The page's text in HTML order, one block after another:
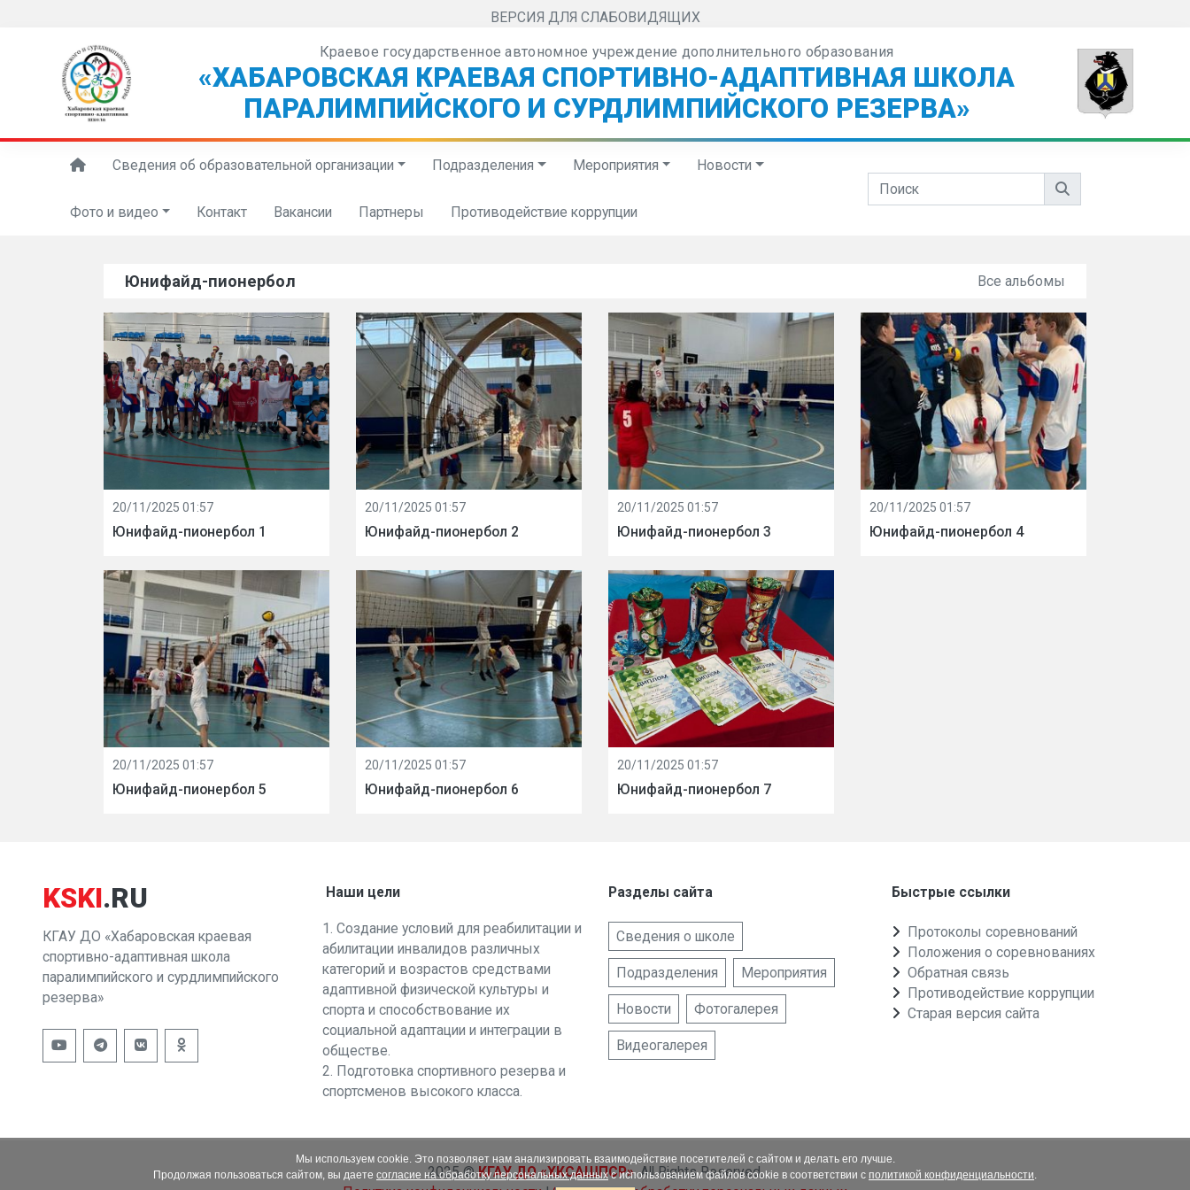
ВЕРСИЯ ДЛЯ СЛАБОВИДЯЩИХ
Краевое государственное автономное учреждение дополнительного образования
«ХАБАРОВСКАЯ КРАЕВАЯ СПОРТИВНО-АДАПТИВНАЯ ШКОЛА
ПАРАЛИМПИЙСКОГО И СУРДЛИМПИЙСКОГО РЕЗЕРВА»
Сведения об образовательной организации Подразделения Мероприятия Новости
Фото и видео Контакт Вакансии Партнеры Противодействие коррупции
Юнифайд-пионербол Все альбомы
20/11/2025 01:57
Юнифайд-пионербол 1
20/11/2025 01:57
Юнифайд-пионербол 2
20/11/2025 01:57
Юнифайд-пионербол 3
20/11/2025 01:57
Юнифайд-пионербол 4
20/11/2025 01:57
Юнифайд-пионербол 5
20/11/2025 01:57
Юнифайд-пионербол 6
20/11/2025 01:57
Юнифайд-пионербол 7
KSKI.RU
КГАУ ДО «Хабаровская краевая
спортивно-адаптивная школа
паралимпийского и сурдлимпийского
резерва»
Наши цели
1. Создание условий для реабилитации и
абилитации инвалидов различных
категорий и возрастов средствами
адаптивной физической культуры и
спорта и способствование их
социальной адаптации и интеграции в
обществе.
2. Подготовка спортивного резерва и
спортсменов высокого класса.
Разделы сайта
Сведения о школе
Подразделения Мероприятия
Новости Фотогалерея
Видеогалерея
Быстрые ссылки
Протоколы соревнований
Положения о соревнованиях
Обратная связь
Противодействие коррупции
Старая версия сайта
2025 ©КГАУ ДО «ХКСАШПСР». All Rights Reserved.
Мы используем cookie. Это позволяет нам анализировать взаимодействие посетителей с сайтом и делать его лучше.
Продолжая пользоваться сайтом, вы даете согласие на обработку персональных данныхс использованием файлов cookie в соответствии с политикой конфиденциальности.